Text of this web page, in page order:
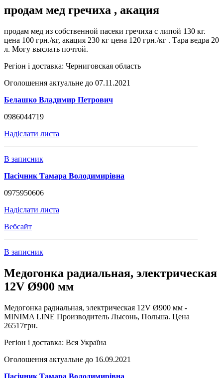
продам мед гречиха , акация
продам мед из собственной пасеки гречиха с липой 130 кг.
цена 100 грн./кг, акация 230 кг цена 120 грн./кг . Тара ведра 20
л. Могу выслать почтой.
Регіон і доставка: Черниговская область
Оголошення актуальне до 07.11.2021
Белашко Владимир Петрович
0986044719
Надіслати листа
В записник
Пасічник Тамара Володимирівна
0975950606
Надіслати листа
Вебсайт
В записник
Медогонка радиальная, электрическая
12V Ø900 мм
Медогонка радиальная, электрическая 12V Ø900 мм -
MINIMA LINE Производитель Лысонь, Польша. Цена
26517грн.
Регіон і доставка: Вся Україна
Оголошення актуальне до 16.09.2021
Пасічник Тамара Володимирівна